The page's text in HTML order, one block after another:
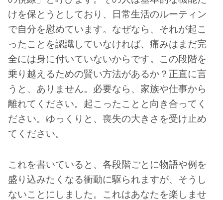
けを保とうとしており、日常生活のルーティン
で自分を慰めています。なぜなら、それが起こ
ったことを認識していなければ、痛みはまだ完
全には身に付いていないからです。この段階を
乗り越えるための賢い方法があるか？正直に言
うと、ありません。必要なら、家族や仕事から
離れてください。起こったことと向き合ってく
ださい。ゆっくりと、喪失の大きさを受け止め
てください。
これを書いていると、各段階ごとに物語や例を
盛り込みたくなる衝動に駆られますが、そうし
ないことにしました。これはあなたを楽しませ